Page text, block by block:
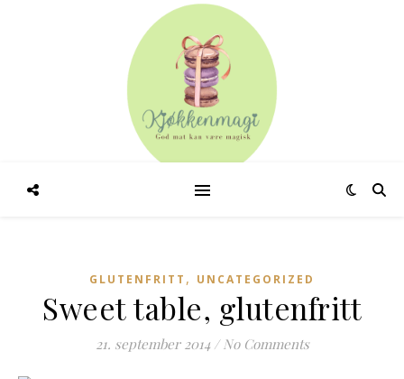
GLUTENFRITT , UNCATEGORIZED
Sweet table, glutenfritt
21. september 2014 / No Comments